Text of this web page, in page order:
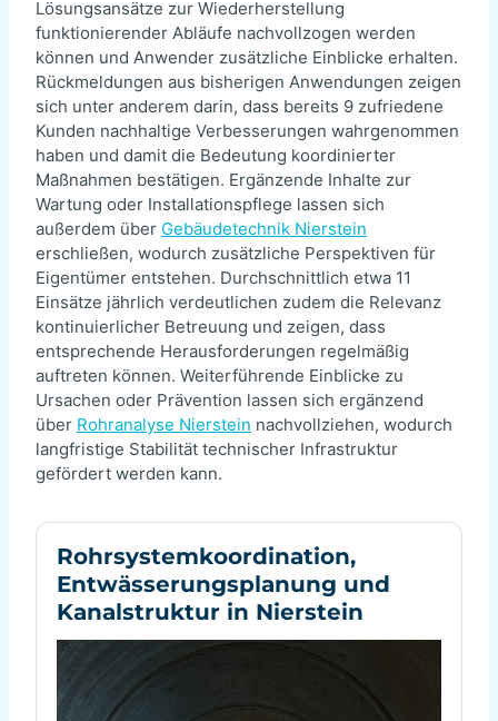
Lösungsansätze zur Wiederherstellung
funktionierender Abläufe nachvollzogen werden
können und Anwender zusätzliche Einblicke erhalten.
Rückmeldungen aus bisherigen Anwendungen zeigen
sich unter anderem darin, dass bereits 9 zufriedene
Kunden nachhaltige Verbesserungen wahrgenommen
haben und damit die Bedeutung koordinierter
Maßnahmen bestätigen. Ergänzende Inhalte zur
Wartung oder Installationspflege lassen sich
außerdem über Gebäudetechnik Nierstein
erschließen, wodurch zusätzliche Perspektiven für
Eigentümer entstehen. Durchschnittlich etwa 11
Einsätze jährlich verdeutlichen zudem die Relevanz
kontinuierlicher Betreuung und zeigen, dass
entsprechende Herausforderungen regelmäßig
auftreten können. Weiterführende Einblicke zu
Ursachen oder Prävention lassen sich ergänzend
über Rohranalyse Nierstein nachvollziehen, wodurch
langfristige Stabilität technischer Infrastruktur
gefördert werden kann.
Rohrsystemkoordination,
Entwässerungsplanung und
Kanalstruktur in Nierstein